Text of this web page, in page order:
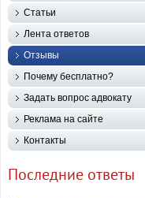
Статьи
Лента ответов
Отзывы
Почему бесплатно?
Задать вопрос адвокату
Реклама на сайте
Контакты
Последние ответы